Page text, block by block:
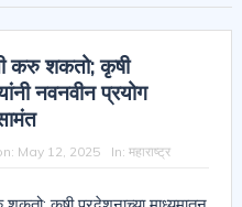
करु शकतो; कृषी
नवनवीन प्रयोग
May 12, 2025 In: महाराष्ट्र